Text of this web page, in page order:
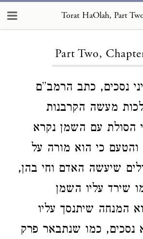
Torat HaOlah, Part
Part Two,
נסכים, כתב הרמב”ם
מעשה הקרבנות
הסולת עם השמן נקרא
והטעם כי הוא מורה על
שיעשה האדם וחי בהן,
שירד עליו השמן
המנחה שיתנסך עליו
נסכים, כמו שנתבאר פרק